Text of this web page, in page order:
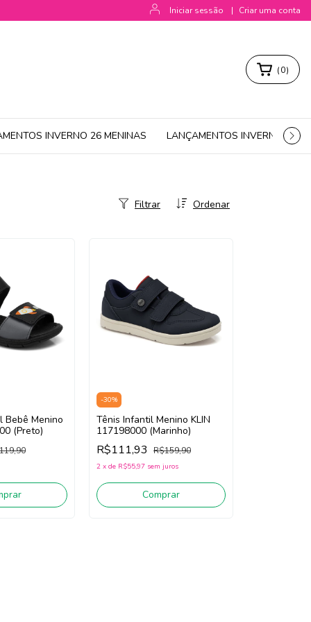
Iniciar sessão | Criar uma conta
(0)
INVERNO 26 MENINAS LANÇAMENTOS INVERNO 26
Ordenar
Filtrar
Bebê Menino
(Preto)
-30%
Tênis Infantil Menino KLIN
117198000 (Marinho)
R$111,93 R$159,90
2 x de R$55,97 sem juros
Comprar